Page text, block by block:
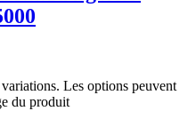
Les options peuvent
du produit